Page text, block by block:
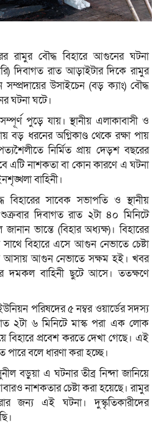
রামুর বৌদ্ধ বিহারে আগুনের ঘটনা
দিবাগত রাত আড়াইটার দিকে রামুর
সম্প্রদায়ের উসাইচেন (বড় ক্যাং) বৌদ্ধ
ঘটনা ঘটে।
পুড়ে যায়। স্থানীয় এলাকাবাসী ও
বড় ধরনের অগ্নিকাণ্ড থেকে রক্ষা পায়
নির্মিত প্রায় দেড়শ বছরের
এটি নাশকতা বা কোন কারণে এ ঘটনা
বাহিনী।
বিহারের সাবেক সভাপতি ও স্থানীয়
দিবাগত রাত ২টা ৪০ মিনিটে
ভান্তে (বিহার অধ্যক্ষ)। বিহারের
বিহারে এসে আগুন নেভাতে চেষ্টা
আসায় আগুন নেভাতে সক্ষম হই। খবর
দমকল বাহিনী ছুটে আসে। ততক্ষণে
পরিষদের ৫ নম্বর ওয়ার্ডের সদস্য
২টা ৬ মিনিটে মাস্ক পরা এক লোক
বিহারে প্রবেশ করতে দেখা গেছে। এই
বলে ধারণা করা হচ্ছে।
বড়ুয়া এ ঘটনার তীব্র নিন্দা জানিয়ে
নাশকতার চেষ্টা করা হয়েছে। রামুর
জন্য এই ঘটনা। দুস্কৃতিকারীদের